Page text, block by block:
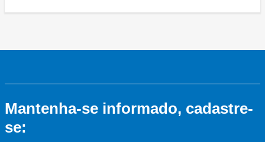
Mantenha-se informado, cadastre-
se: